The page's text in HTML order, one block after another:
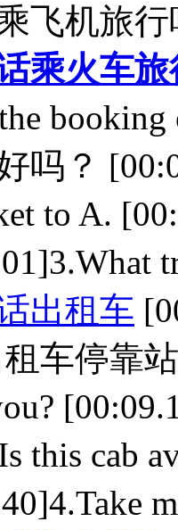
飞机旅
乘火车旅
吗？
to A.
出租车
车停靠
this cab